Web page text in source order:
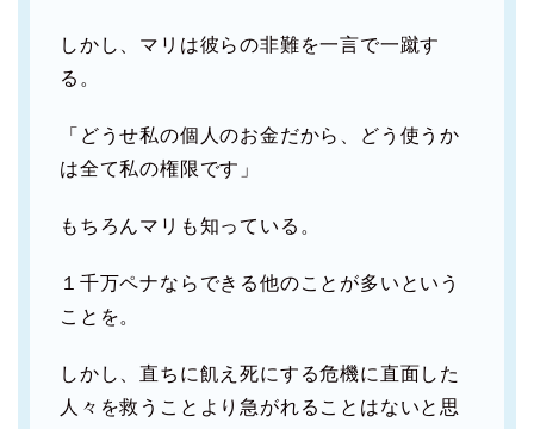
しかし、マリは彼らの非難を一言で一蹴す
る。
「どうせ私の個人のお金だから、どう使うか
は全て私の権限です」
もちろんマリも知っている。
１千万ペナならできる他のことが多いという
ことを。
しかし、直ちに飢え死にする危機に直面した
人々を救うことより急がれることはないと思